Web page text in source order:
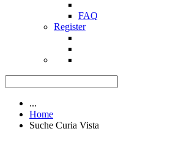
FAQ
Register
...
Home
Suche Curia Vista